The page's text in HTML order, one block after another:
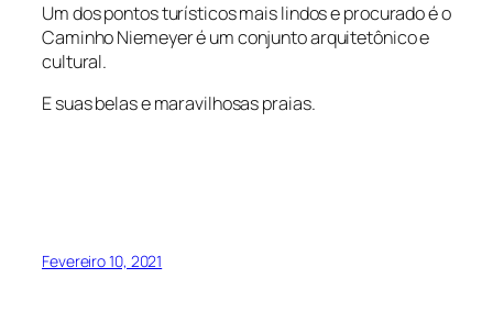
Um dos pontos turísticos mais lindos e procurado é o
Caminho Niemeyer é um conjunto arquitetônico e
cultural.
E suas belas e maravilhosas praias.
Fevereiro 10, 2021